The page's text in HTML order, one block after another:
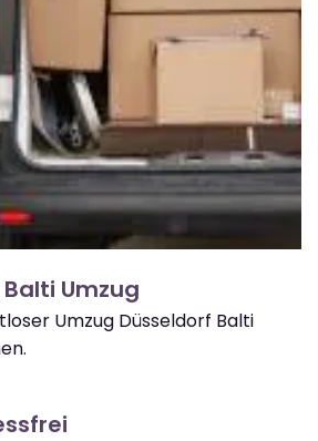
Umzug
Umzug Düsseldorf Balti